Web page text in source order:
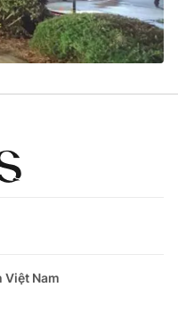
Thể thao
Việt Nam